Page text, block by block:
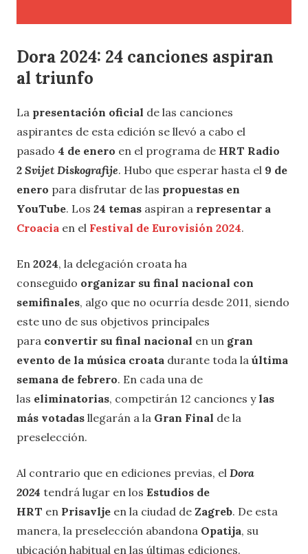
Dora 2024: 24 canciones aspiran
al triunfo
La presentación oficial de las canciones
aspirantes de esta edición se llevó a cabo el
pasado 4 de enero en el programa de HRT Radio
2 Svijet Diskografije. Hubo que esperar hasta el 9 de
enero para disfrutar de las propuestas en
YouTube. Los 24 temas aspiran a representar a
Croacia en el Festival de Eurovisión 2024.
En 2024, la delegación croata ha
conseguido organizar su final nacional con
semifinales, algo que no ocurría desde 2011, siendo
este uno de sus objetivos principales
para convertir su final nacional en un gran
evento de la música croata durante toda la última
semana de febrero. En cada una de
las eliminatorias, competirán 12 canciones ylas
más votadas llegarán a la Gran Final de la
preselección.
Al contrario que en ediciones previas, el Dora
2024 tendrá lugar en los Estudios de
HRT en Prisavlje en la ciudad de Zagreb. De esta
manera, la preselección abandona Opatija, su
ubicación habitual en las últimas ediciones.